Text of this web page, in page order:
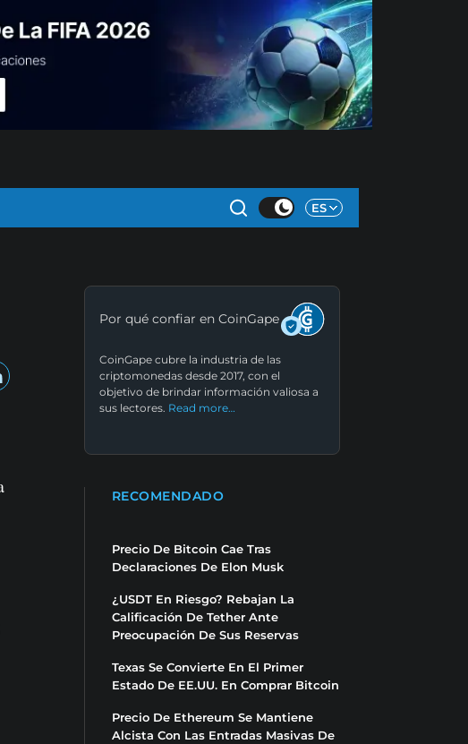
ES
Por qué confiar en CoinGape
CoinGape cubre la industria de las
criptomonedas desde 2017, con el
objetivo de brindar información valiosa a
sus lectores. Read more…
RECOMENDADO
Precio De Bitcoin Cae Tras
Declaraciones De Elon Musk
¿USDT En Riesgo? Rebajan La
Calificación De Tether Ante
Preocupación De Sus Reservas
Texas Se Convierte En El Primer
Estado De EE.UU. En Comprar Bitcoin
Precio De Ethereum Se Mantiene
Alcista Con Las Entradas Masivas De